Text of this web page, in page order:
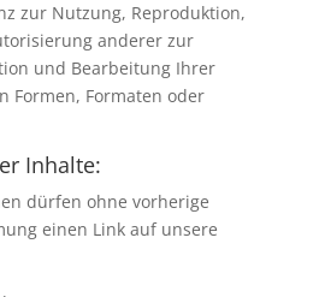
zur Nutzung, Reproduktion,
anderer zur
und Bearbeitung Ihrer
Formen, Formaten oder
Inhalte:
dürfen ohne vorherige
einen Link auf unsere